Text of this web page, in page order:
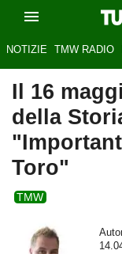
NOTIZIE TMW RADIO
Il 16
della
Toro"
TMW